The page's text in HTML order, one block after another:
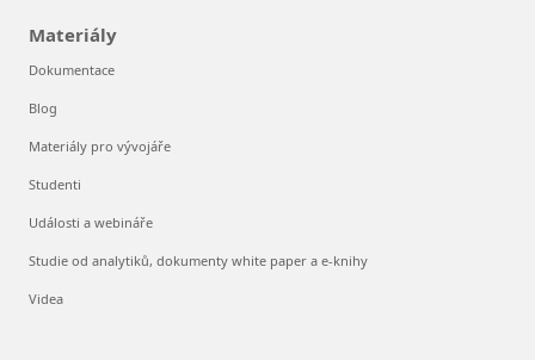
Materiály
Dokumentace
Blog
Materiály pro vývojáře
Studenti
Události a webináře
Studie od analytiků, dokumenty white paper a e-knihy
Videa